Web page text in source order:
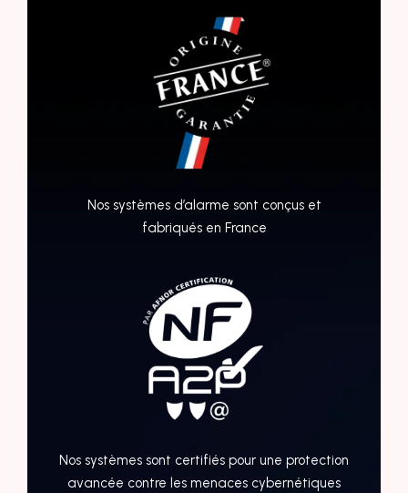
Nos systèmes d’alarme sont conçus et
fabriqués en France
Nos systèmes sont certifiés pour une protection
avancée contre les menaces cybernétiques